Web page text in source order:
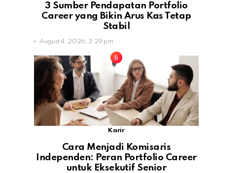
3 Sumber Pendapatan Portfolio
Career yang Bikin Arus Kas Tetap
Stabil
August 4, 2026, 3:29 pm
Karir
Cara Menjadi Komisaris
Independen: Peran Portfolio Career
untuk Eksekutif Senior